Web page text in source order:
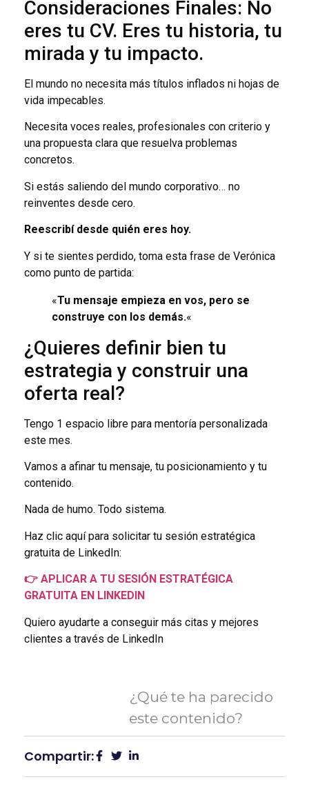
Consideraciones Finales: No
eres tu CV. Eres tu historia, tu
mirada y tu impacto.
El mundo no necesita más títulos inflados ni hojas de
vida impecables.
Necesita voces reales, profesionales con criterio y
una propuesta clara que resuelva problemas
concretos.
Si estás saliendo del mundo corporativo… no
reinventes desde cero.
Reescribí desde quién eres hoy.
Y si te sientes perdido, toma esta frase de Verónica
como punto de partida:
«Tu mensaje empieza en vos, pero se
construye con los demás.«
¿Quieres definir bien tu
estrategia y construir una
oferta real?
Tengo 1 espacio libre para mentoría personalizada
este mes.
Vamos a afinar tu mensaje, tu posicionamiento y tu
contenido.
Nada de humo. Todo sistema.
Haz clic aquí para solicitar tu sesión estratégica
gratuita de LinkedIn:
👉 APLICAR A TU SESIÓN ESTRATÉGICA
GRATUITA EN LINKEDIN
Quiero ayudarte a conseguir más citas y mejores
clientes a través de LinkedIn
¿Qué te ha parecido
este contenido?
Compartir: